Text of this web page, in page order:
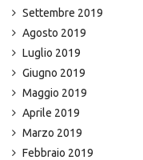
Settembre 2019
Agosto 2019
Luglio 2019
Giugno 2019
Maggio 2019
Aprile 2019
Marzo 2019
Febbraio 2019